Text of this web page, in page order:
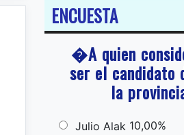
ENCUESTA
�A quien
ser el candidato
la
Julio Alak 10,00%